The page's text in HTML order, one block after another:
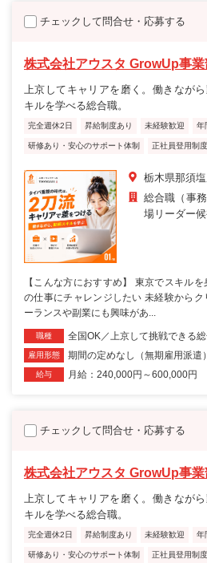
チェックして問合せ・応募する
株式会社アウスタ GrowUp事業
上京してキャリアを磨く。働きなが
キルを学べる総合職。
完全週休2日 昇給制度あり 未経験歓迎 年
研修あり・安心のサポート体制 正社員登用制
栃木県那須
総合職（事
場リーダー
【こんな方におすすめ】 東京でスキル
の仕事にチャレンジしたい 未経験からク
ーランスや副業にも興味があ...
職種 全国OK／上京して挑戦できる
雇用形態 期間の定めなし（無期雇用派遣）
給与 月給：240,000円～600,000円
チェックして問合せ・応募する
株式会社アウスタ GrowUp事業
上京してキャリアを磨く。働きなが
キルを学べる総合職。
完全週休2日 昇給制度あり 未経験歓迎 年
研修あり・安心のサポート体制 正社員登用制